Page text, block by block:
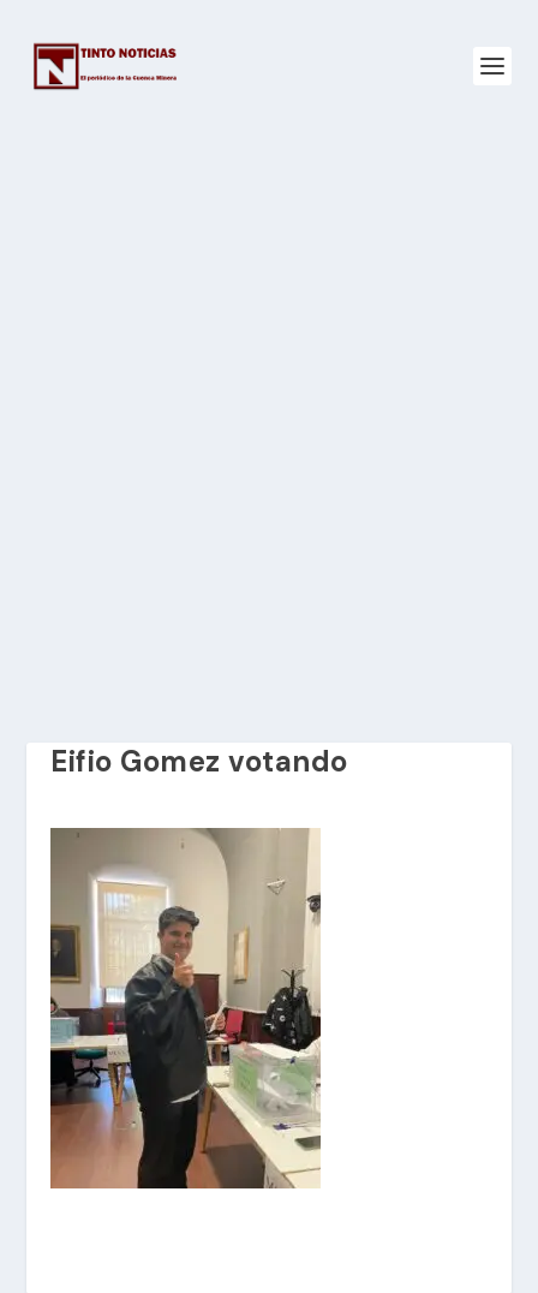
Eifio Gomez votando